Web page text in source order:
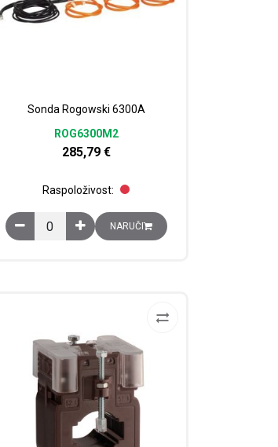
Sonda Rogowski 6300A
ROG6300M2
285,79 €
Raspoloživost:
Sonda Rogowski 6300A količina
NARUČI